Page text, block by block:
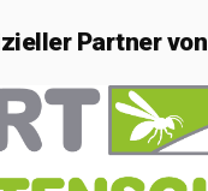
Partner von